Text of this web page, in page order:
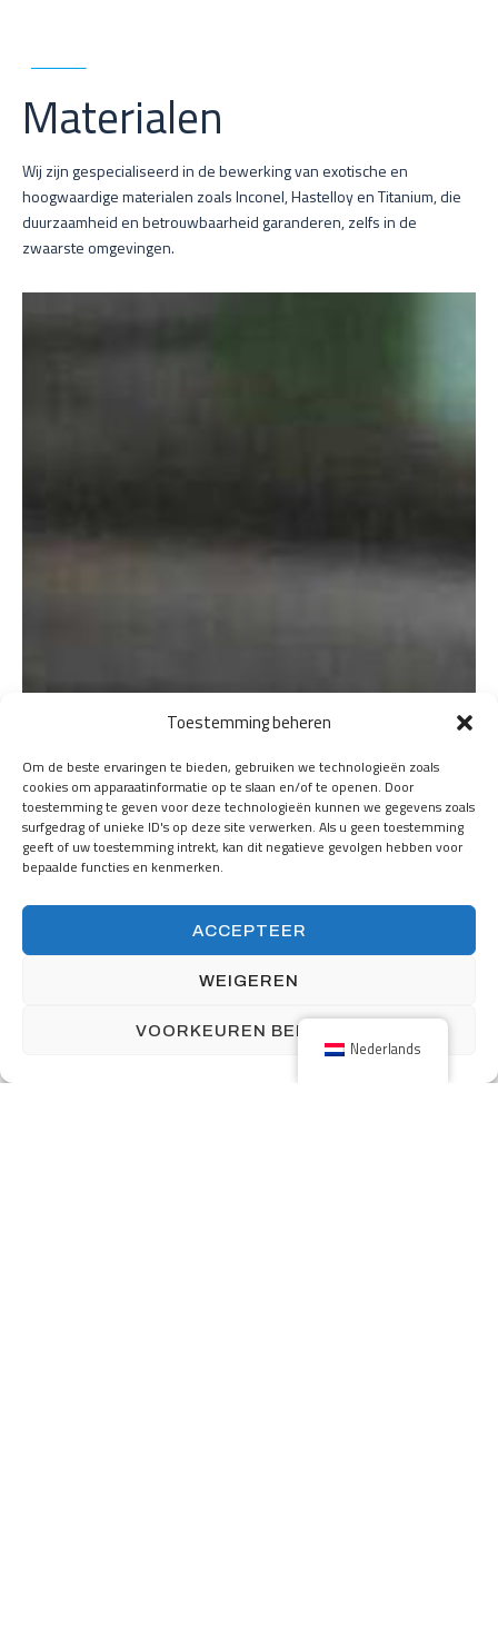
Toestemming beheren
Om de beste ervaringen te bieden, gebruiken we technologieën zoals
cookies om apparaatinformatie op te slaan en/of te openen. Door
toestemming te geven voor deze technologieën kunnen we gegevens zoals
surfgedrag of unieke ID's op deze site verwerken. Als u geen toestemming
geeft of uw toestemming intrekt, kan dit negatieve gevolgen hebben voor
bepaalde functies en kenmerken.
ACCEPTEER
WEIGEREN
VOORKEUREN BEKIJKEN
Materialen
Wij zijn gespecialiseerd in de bewerking van exotische en
hoogwaardige materialen zoals Inconel, Hastelloy en Titanium, die
duurzaamheid en betrouwbaarheid garanderen, zelfs in de
zwaarste omgevingen.
Nederlands